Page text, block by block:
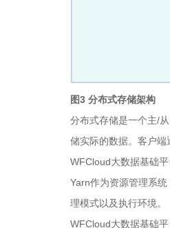
图3 分布式存储架构
分布式存储是一个主/
储实际的数据。客户端
WFCloud大数据基础
Yarn作为资源管理系
理模式以及执行环境。
WFCloud大数据基础